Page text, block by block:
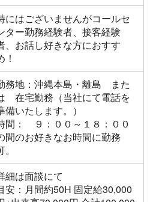
にはございませんがコールセ
ター勤務経験者、接客経験
、お話し好きな方におすす
！
務地：沖縄本島・離島 また
在宅勤務（当社にて電話を
備いたします。）
間： ９：００～１８：００
間のお好きなお時間に勤務
細は面談にて
安：月間約50H 固定給30,000